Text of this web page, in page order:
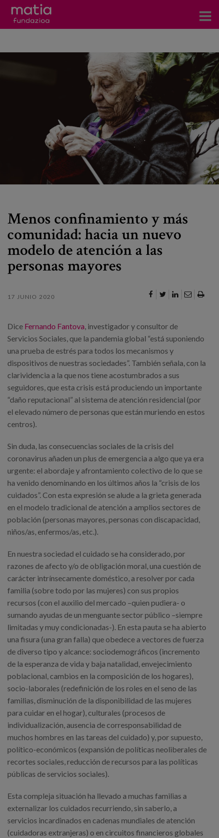
Canal de denuncias
es
eu
Menos confinamiento y más
comunidad: hacia un nuevo
modelo de atención a las
personas mayores
17 JUNIO 2020
Dice Fernando Fantova, investigador y consultor de
Servicios Sociales, que la pandemia global “está suponiendo
una prueba de estrés para todos los mecanismos y
dispositivos de nuestras sociedades”. También señala, con la
clarividencia a la que nos tiene acostumbrados a sus
seguidores, que esta crisis está produciendo un importante
“daño reputacional” al sistema de atención residencial (por
el elevado número de personas que están muriendo en estos
centros).
Sin duda, las consecuencias sociales de la crisis del
coronavirus añaden un plus de emergencia a algo que ya era
urgente: el abordaje y afrontamiento colectivo de lo que se
ha venido denominando en los últimos años la “crisis de los
cuidados”. Con esta expresión se alude a la grieta generada
en el modelo tradicional de atención a amplios sectores de
población (personas mayores, personas con discapacidad,
niños/as, enfermos/as, etc.).
En nuestra sociedad el cuidado se ha considerado, por
razones de afecto y/o de obligación moral, una cuestión de
carácter intrínsecamente doméstico, a resolver por cada
familia (sobre todo por las mujeres) con sus propios
recursos (con el auxilio del mercado –quien pudiera- o
sumando ayudas de un menguante sector público –siempre
limitadas y muy condicionadas-). En esta pauta se ha abierto
una fisura (una gran falla) que obedece a vectores de fuerza
de diverso tipo y alcance: sociodemográficos (incremento
de la esperanza de vida y baja natalidad, envejecimiento
poblacional, cambios en la composición de los hogares),
socio-laborales (redefinición de los roles en el seno de las
familias, disminución de la disponibilidad de las mujeres
para cuidar en el hogar), culturales (procesos de
individualización, ausencia de corresponsabilidad de
muchos hombres en las tareas del cuidado) y, por supuesto,
político-económicos (expansión de políticas neoliberales de
recortes sociales, reducción de recursos para las políticas
públicas de servicios sociales).
Esta compleja situación ha llevado a muchas familias a
externalizar los cuidados recurriendo, sin saberlo, a
servicios incardinados en cadenas mundiales de atención
(cuidadoras extranjeras) o en circuitos financieros globales